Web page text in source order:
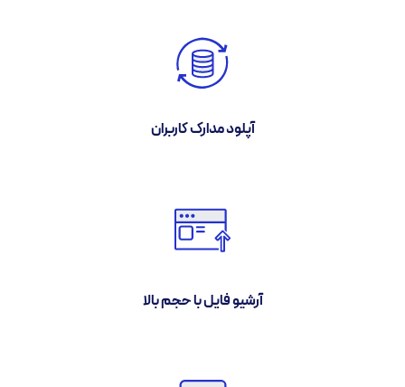
آپلود مدارک کاربران
آرشیو فایل با حجم بالا